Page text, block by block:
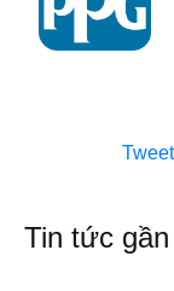
Tweet
Tin tức